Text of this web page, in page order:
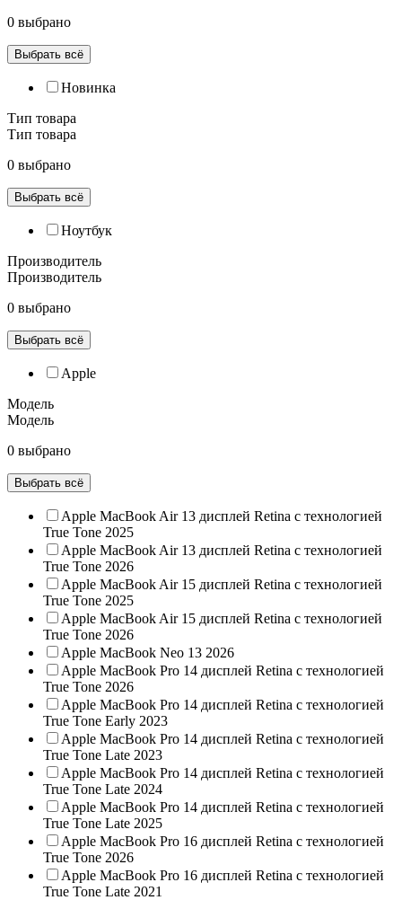
0 выбрано
Выбрать всё
Новинка
Тип товара
Тип товара
0 выбрано
Выбрать всё
Ноутбук
Производитель
Производитель
0 выбрано
Выбрать всё
Apple
Модель
Модель
0 выбрано
Выбрать всё
Apple MacBook Air 13 дисплей Retina с технологией
True Tone 2025
Apple MacBook Air 13 дисплей Retina с технологией
True Tone 2026
Apple MacBook Air 15 дисплей Retina с технологией
True Tone 2025
Apple MacBook Air 15 дисплей Retina с технологией
True Tone 2026
Apple MacBook Neo 13 2026
Apple MacBook Pro 14 дисплей Retina с технологией
True Tone 2026
Apple MacBook Pro 14 дисплей Retina с технологией
True Tone Early 2023
Apple MacBook Pro 14 дисплей Retina с технологией
True Tone Late 2023
Apple MacBook Pro 14 дисплей Retina с технологией
True Tone Late 2024
Apple MacBook Pro 14 дисплей Retina с технологией
True Tone Late 2025
Apple MacBook Pro 16 дисплей Retina с технологией
True Tone 2026
Apple MacBook Pro 16 дисплей Retina с технологией
True Tone Late 2021